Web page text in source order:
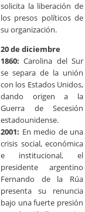
solicita la liberación de
los presos políticos de
su organización.
20 de diciembre
1860:Carolina del Sur
se separa de la unión
con los Estados Unidos,
dando origen a la
Guerra de Secesión
estadounidense.
2001: En medio de una
crisis social, económica
e institucional, el
presidente argentino
Fernando de la Rúa
presenta su renuncia
bajo una fuerte presión